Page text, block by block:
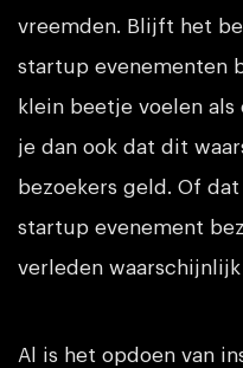
vreemden. Blijft het
startup evenementen
klein beetje voelen als
je dan ook dat dit
bezoekers geld. Of
startup evenement
verleden
Al is het opdoen van